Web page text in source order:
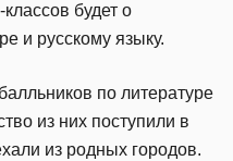
будет о
и русскому языку.
по литературе
из них поступили в
из родных городов.